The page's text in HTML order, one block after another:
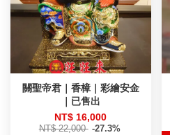
關聖帝君｜香樟｜彩繪安金
｜已售出
NT$ 16,000
NT$ 22,000 -27.3%